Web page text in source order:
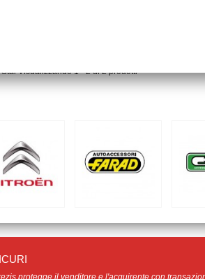
Stai Visualizzando 1 - 2 di 2 prodotti
protegge il venditore e l'acquirente con